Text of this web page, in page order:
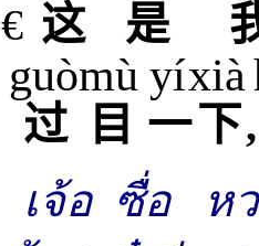
€ 这 是
过
guò
目
mù
一
yí
下
xià
,
เจ้อ ซื่อ หว่